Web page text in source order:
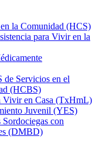
la Comunidad (HCS)
para Vivir en la
Servicios en el
(HCBS)
Vivir en Casa (TxHmL)
Juvenil (YES)
Sordociegas con
(DMBD)